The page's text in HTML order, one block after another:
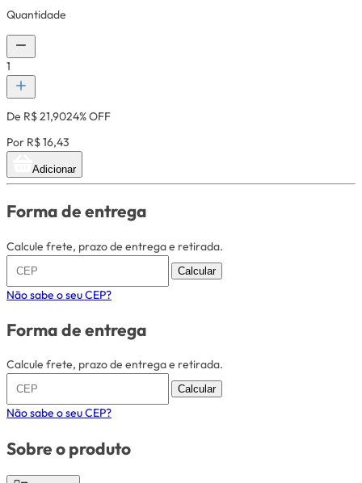
Quantidade
1
De R$ 21,9024% OFF
Por R$ 16,43
Adicionar
Forma de entrega
Calcule frete, prazo de entrega e retirada.
Calcular
Não sabe o seu CEP?
Forma de entrega
Calcule frete, prazo de entrega e retirada.
Calcular
Não sabe o seu CEP?
Sobre o produto